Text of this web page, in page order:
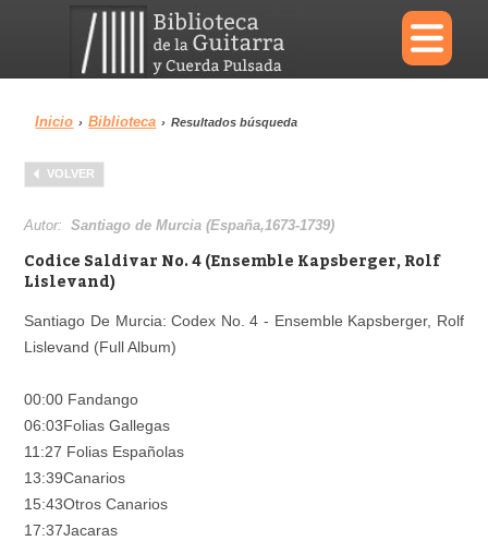
×
Menu
Biblioteca Diccionario
Área personal Reproductor
Inicio › Biblioteca › Resultados búsqueda
VOLVER
Autor:Santiago de Murcia (España,1673-1739)
Codice Saldivar No. 4 (Ensemble Kapsberger, Rolf
Lislevand)
Santiago De Murcia: Codex No. 4 - Ensemble Kapsberger, Rolf
Lislevand (Full Album)
00:00 Fandango
06:03Folias Gallegas
11:27 Folias Españolas
13:39Canarios
15:43Otros Canarios
17:37Jacaras